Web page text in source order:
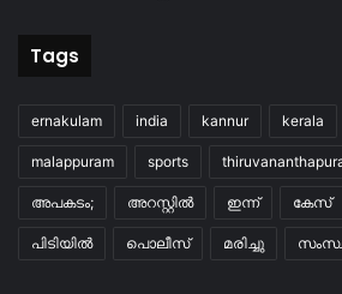
Tags
ernakulam india kannur kerala
malappuram sports
അപകടം; അറസ്റ്റിൽ ഇന്ന് കേസ്
പിടിയിൽ പൊലീസ് മരിച്ചു